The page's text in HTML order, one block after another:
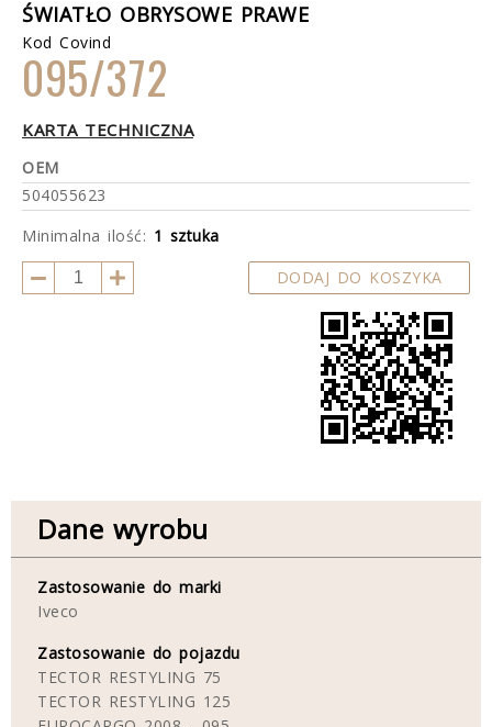
ŚWIATŁO OBRYSOWE PRAWE
Kod Covind
095/372
KARTA TECHNICZNA
OEM
504055623
Minimalna ilość: 1 sztuka
DODAJ DO KOSZYKA
Dane wyrobu
Zastosowanie do marki
Iveco
Zastosowanie do pojazdu
TECTOR RESTYLING 75
TECTOR RESTYLING 125